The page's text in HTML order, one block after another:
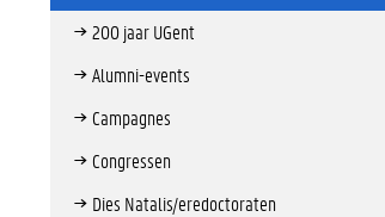
200 jaar UGent
Alumni-events
Campagnes
Congressen
Dies Natalis/eredoctoraten